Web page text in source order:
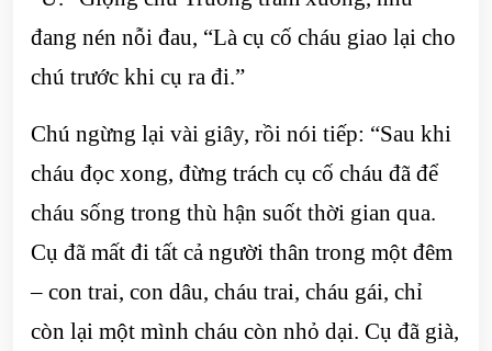
đang nén nỗi đau, “Là cụ cố cháu giao lại cho
chú trước khi cụ ra đi.”
Chú ngừng lại vài giây, rồi nói tiếp: “Sau khi
cháu đọc xong, đừng trách cụ cố cháu đã để
cháu sống trong thù hận suốt thời gian qua.
Cụ đã mất đi tất cả người thân trong một đêm
– con trai, con dâu, cháu trai, cháu gái, chỉ
còn lại một mình cháu còn nhỏ dại. Cụ đã già,